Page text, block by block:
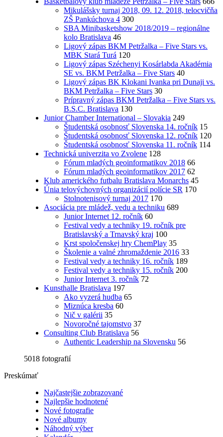
Mikulášsky turnaj 2018, 09. 12. 2018, telocvičňa
ZŠ Pankúchova 4 300
SBA Minibasketshow 2018/2019 – regionálne
kolo Bratislava 46
Ligový zápas BKM Petržalka – Five Stars vs.
MBK Stará Turá 120
Ligový zápas Széchenyi Kosárlabda Akadémia
SE vs. BKM Petržalka – Five Stars 40
Ligový zápas BK Klokani Ivanka pri Dunaji vs.
BKM Petržalka – Five Stars 30
Prípravný zápas BKM Petržalka – Five Stars vs.
B.S.C. Bratislava 130
Junior Chamber International – Slovakia 249
Študentská osobnosť Slovenska 14. ročník 15
Študentská osobnosť Slovenska 12. ročník 120
Študentská osobnosť Slovenska 11. ročník 114
Technická univerzita vo Zvolene 128
Fórum mladých geoinformatikov 2018 66
Fórum mladých geoinformatikov 2017 62
Klub amerického futbalu Bratislava Monarchs 45
Únia telovýchovných organizácií polície SR 170
Stolnotenisový turnaj 2017 170
Asociácia pre mládež, vedu a techniku 689
Junior Internet 12. ročník 60
Festival vedy a techniky 19. ročník pre
Bratislavský a Trnavský kraj 100
Krst spoločenskej hry ChemPlay 35
Školenie a valné zhromaždenie 2016 33
Festival vedy a techniky 16. ročník 189
Festival vedy a techniky 15. ročník 200
Junior Internet 3. ročník 72
Kunsthalle Bratislava 197
Ako vyzerá hudba 65
Miznúca kresba 60
Nič v galérii 35
Novoročné tajomstvo 37
Consulting Club Bratislava 56
Authentic Leadership na Slovensku 56
5018 fotografií
Preskúmať
Najčastejšie zobrazované
Najlepšie hodnotené
Nové fotografie
Nové albumy
Náhodný výber